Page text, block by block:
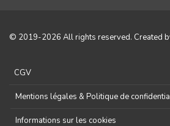
© 2019-2026 All rights reserved. Created
CGV
Mentions légales & Politique de
Informations sur les cookies